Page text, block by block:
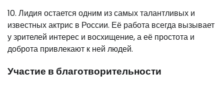
10. Лидия остается одним из самых талантливых и
известных актрис в России. Её работа всегда вызывает
у зрителей интерес и восхищение, а её простота и
доброта привлекают к ней людей.
Участие в благотворительности